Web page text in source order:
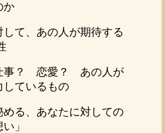
か
して、あの人が期待する
事？ 恋愛？ あの人が
しているもの
める、あなたに対しての
」